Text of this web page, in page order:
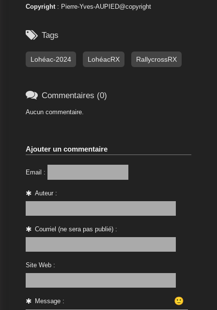
Copyright: Pierre-Yves-AUPIED@copyright
 Tags
Lohéac-2024 LohéacRX RallycrossRX
 Commentaires (0)
Aucun commentaire.
Ajouter un commentaire
Email :
Auteur :
Courriel (ne sera pas publié) :
Site Web :
Message : 🙂